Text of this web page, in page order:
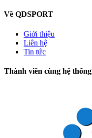
Về QDSPORT
Giới thiệu
Liên hệ
Tin tức
Thành viên cùng hệ thống